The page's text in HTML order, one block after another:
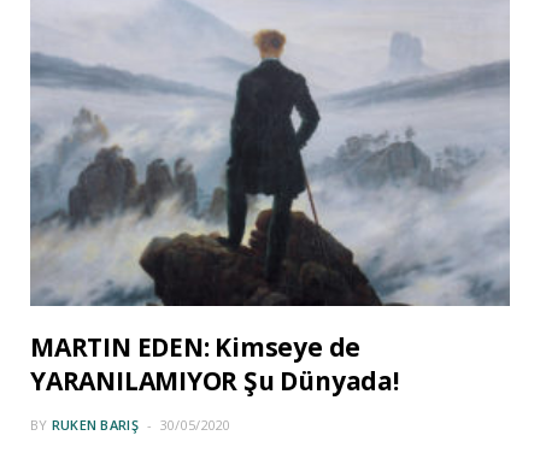
MARTIN EDEN: Kimseye de
YARANILAMIYOR Şu Dünyada!
BY RUKEN BARIŞ 30/05/2020